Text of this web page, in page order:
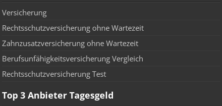
Versicherung
Rechtsschutzversicherung ohne Wartezeit
Zahnzusatzversicherung ohne Wartezeit
Berufsunfähigkeitsversicherung Vergleich
Rechtsschutzversicherung Test
Top 3 Anbieter Tagesgeld